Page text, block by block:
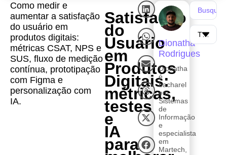
Como medir e
aumentar a satisfação
do usuário em
produtos digitais:
métricas CSAT, NPS e
SUS, fluxo de medição
contínua, prototipação
com Figma e
personalização com
IA.
Satisfação
do
Usuário
em
Produtos
Digitais:
métricas,
testes
e
IA
para
Dionatha
Rodrigues
Dionatha
é
bacharel
em
Sistemas
de
Informação
e
especialista
em
Martech,